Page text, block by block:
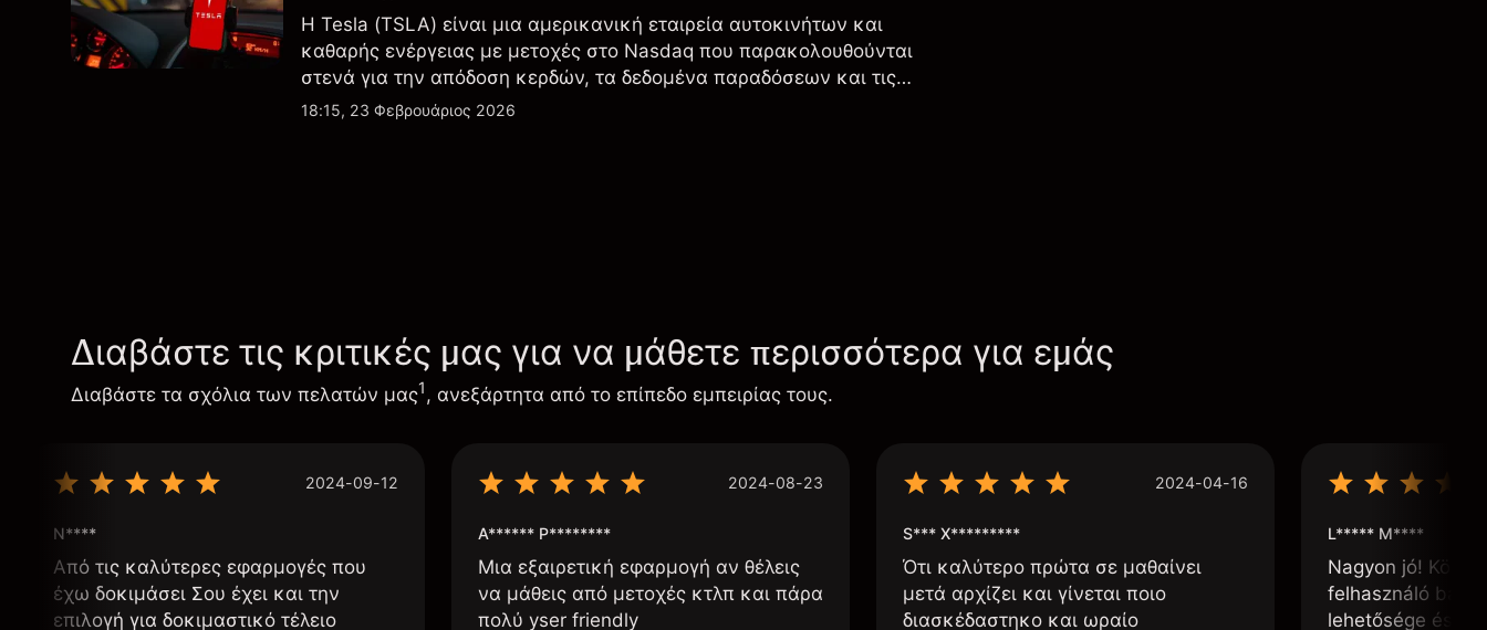
Η Tesla (TSLA) είναι μια αμερικανική εταιρεία αυτοκινήτων και
καθαρής ενέργειας με μετοχές στο Nasdaq που παρακολουθούνται
στενά για την απόδοση κερδών, τα δεδομένα παραδόσεων και τις
εξελίξεις στην τεχνολογία και την παραγωγή.
18:15, 23 Φεβρουάριος 2026
Διαβάστε τις κριτικές μας για να μάθετε περισσότερα για εμάς
Διαβάστε τα σχόλια των πελατών μας1, ανεξάρτητα από το επίπεδο εμπειρίας τους.
2024-09-12
N****
Από τις καλύτερες εφαρμογές που
έχω δοκιμάσει Σου έχει και την
επιλογή για δοκιμαστικό τέλειο
2024-08-23
A****** P********
Μια εξαιρετική εφαρμογή αν θέλεις
να μάθεις από μετοχές κτλπ και πάρα
πολύ yser friendly
2024-04-16
S*** X*********
Ότι καλύτερο πρώτα σε μαθαίνει
μετά αρχίζει και γίνεται ποιο
διασκέδαστηκο και ωραίο
L***** M****
Nagyon jó!
felhasználó
lehetősége és,